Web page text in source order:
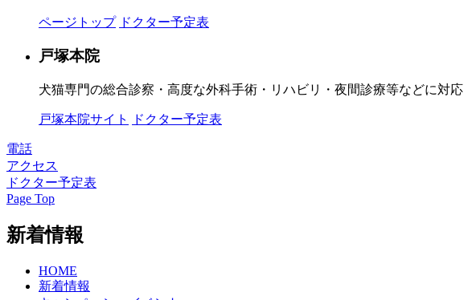
ページトップ ドクター予定表
戸塚本院
犬猫専門の総合診察・高度な外科手術・リハビリ・夜間診療等などに対応
戸塚本院サイト ドクター予定表
電話
アクセス
ドクター予定表
Page Top
新着情報
HOME
新着情報